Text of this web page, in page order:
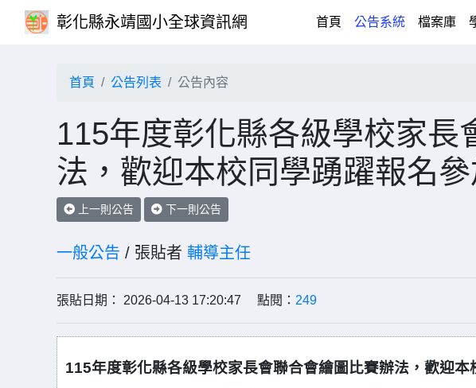
彰化縣永靖國小全球資訊網 首頁 (current)
公告系統 檔案庫
首頁 公告列表 公告內容
115年度彰化縣各級學校家長
法，歡迎本校同學踴躍報名
上一則公告 下一則公告
一般公告 / 張貼者 輔導主任
張貼日期： 2026-04-13 17:20:47 點閱： 249
115年度彰化縣各級學校家長會聯合會繪圖比賽辦法，歡迎本